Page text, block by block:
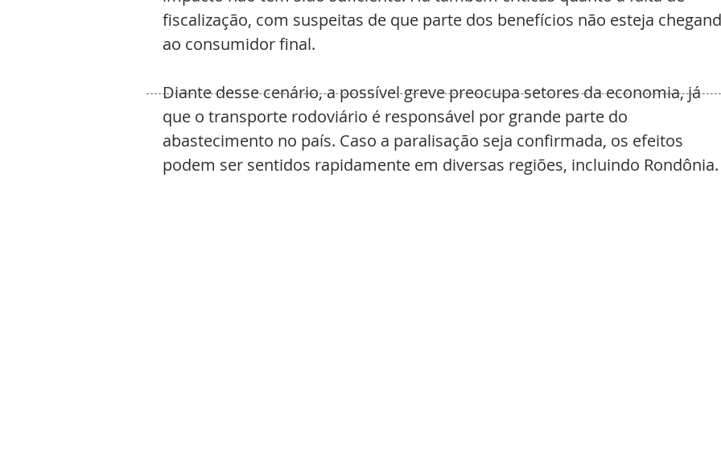
fiscalização, com suspeitas de que parte dos benefícios não esteja
ao consumidor final.
Diante desse cenário, a possível greve preocupa setores da economia, já
que o transporte rodoviário é responsável por grande parte do
abastecimento no país. Caso a paralisação seja confirmada, os efeitos
podem ser sentidos rapidamente em diversas regiões, incluindo Rondônia.